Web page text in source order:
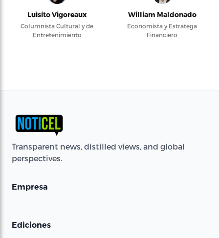
Luisito Vigoreaux
Columnista Cultural y de
Entretenimiento
William Maldonado
Economista y Estratega
Financiero
Transparent news, distilled views, and global
perspectives.
Empresa
Ediciones